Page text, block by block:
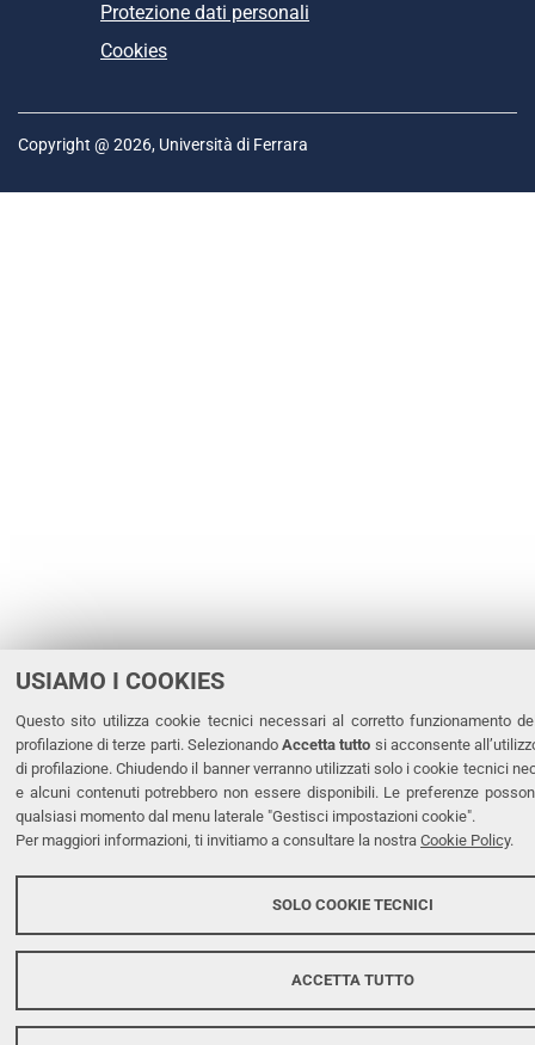
USIAMO I COOKIES
Questo sito utilizza cookie tecnici necessari al corretto funzionamento
profilazione di terze parti. SelezionandoAccetta tutto si acconsente
di profilazione. Chiudendo il banner verranno utilizzati solo i cookie tecnici
e alcuni contenuti potrebbero non essere disponibili. Le preferenze
qualsiasi momento dal menu laterale "Gestisci impostazioni cookie".
Per maggiori informazioni, ti invitiamo a consultare la nostra Cookie Policy.
SOLO COOKIE TECNICI
ACCETTA TUTTO
Protezione dati personali
Cookies
Copyright @ 2026, Università di Ferrara